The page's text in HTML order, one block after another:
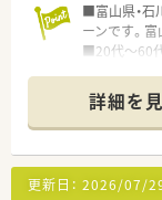
■富山県・石
ーンです。
■20代～60
■ご経験を
の貸与もご
けます。
詳細を
更新日： 2026/07/